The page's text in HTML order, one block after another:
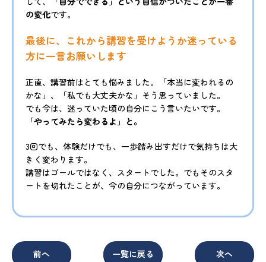
の変化です。
最後に、これから講習を受けようか迷っている
方に一言お願いします
正直、講習前はとても悩みました。「本当に変われるの
かな」、「私でも大丈夫かな」そう思っていました。
でも今は、迷っていた頃の自分にこう言いたいです。
「やってみたら変わるよ」と。
3回でも、体験だけでも、一歩踏み出すだけで気持ちは大
きく変わります。
講習はゴールではなく、スタートでした。でもそのスタ
ートを切れたことが、今の自分につながっています。
前へ 一覧に戻る 次へ